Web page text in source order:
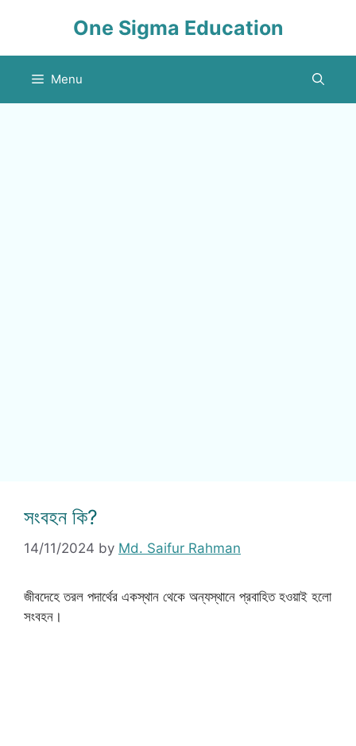
One Sigma Education
Menu
সংবহন কি?
14/11/2024 by Md. Saifur Rahman
জীবদেহে তরল পদার্থের একস্থান থেকে অন্যস্থানে প্রবাহিত হওয়াই হলো
সংবহন।